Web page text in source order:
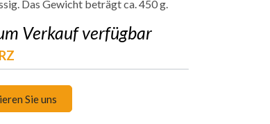
Das Gewicht beträgt ca. 450 g.
Verkauf verfügbar
Sie uns